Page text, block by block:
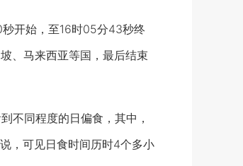
开始，至16时05分43秒终
、马来西亚等国，最后结束
不同程度的日偏食，其中，
，可见日食时间历时4个多小